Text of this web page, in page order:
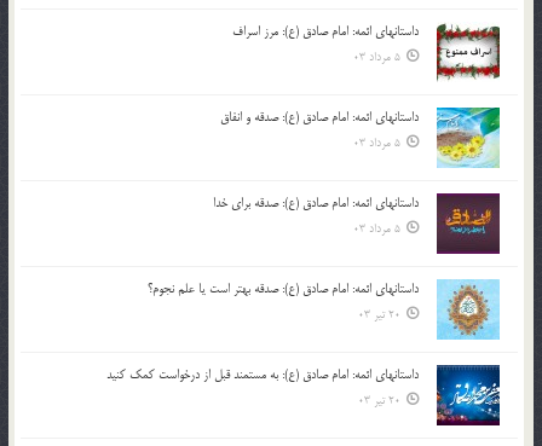
داستانهای ائمه: امام صادق (ع): مرز اسراف
5 مرداد 03
داستانهای ائمه: امام صادق (ع): صدقه و انفاق
5 مرداد 03
داستانهای ائمه: امام صادق (ع): صدقه برای خدا
5 مرداد 03
داستانهای ائمه: امام صادق (ع): صدقه بهتر است یا علم نجوم؟
20 تیر 03
داستانهای ائمه: امام صادق (ع): به مستمند قبل از درخواست کمک کنید
20 تیر 03